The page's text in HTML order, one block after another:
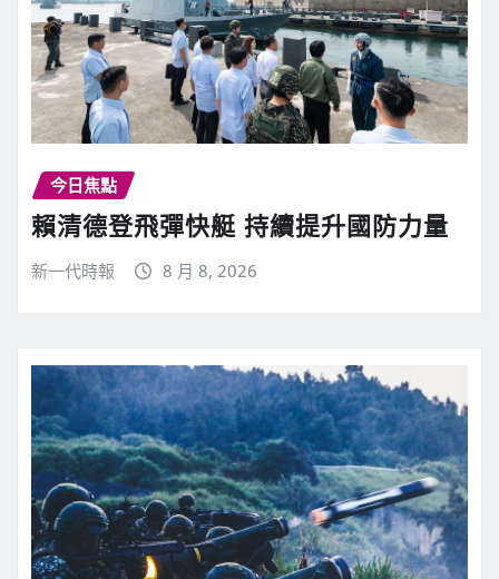
今日焦點
賴清德登飛彈快艇 持續提升國防力量
新一代時報 8 月 8, 2026